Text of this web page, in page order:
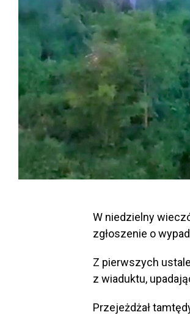
W niedzielny
zgłoszenie o
Z pierwszych
z wiaduktu,
Przejeżdżał